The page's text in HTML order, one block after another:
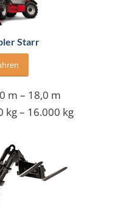
Starr
m – 18,0 m
kg – 16.000 kg